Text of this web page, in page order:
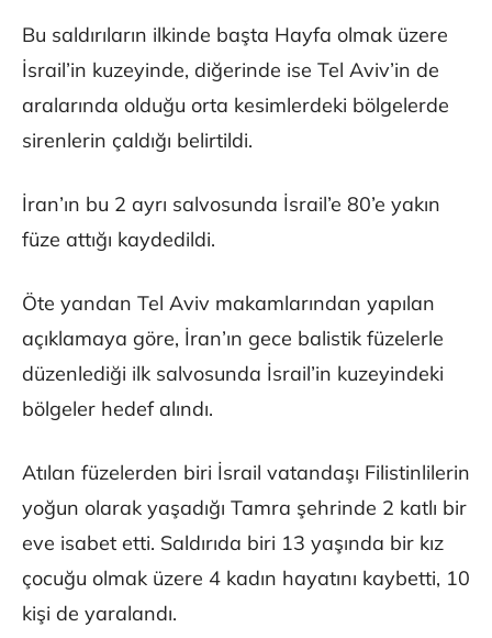
Bu saldırıların ilkinde başta Hayfa olmak üzere
İsrail’in kuzeyinde, diğerinde ise Tel Aviv’in de
aralarında olduğu orta kesimlerdeki bölgelerde
sirenlerin çaldığı belirtildi.
İran’ın bu 2 ayrı salvosunda İsrail’e 80’e yakın
füze attığı kaydedildi.
Öte yandan Tel Aviv makamlarından yapılan
açıklamaya göre, İran’ın gece balistik füzelerle
düzenlediği ilk salvosunda İsrail’in kuzeyindeki
bölgeler hedef alındı.
Atılan füzelerden biri İsrail vatandaşı Filistinlilerin
yoğun olarak yaşadığı Tamra şehrinde 2 katlı bir
eve isabet etti. Saldırıda biri 13 yaşında bir kız
çocuğu olmak üzere 4 kadın hayatını kaybetti, 10
kişi de yaralandı.